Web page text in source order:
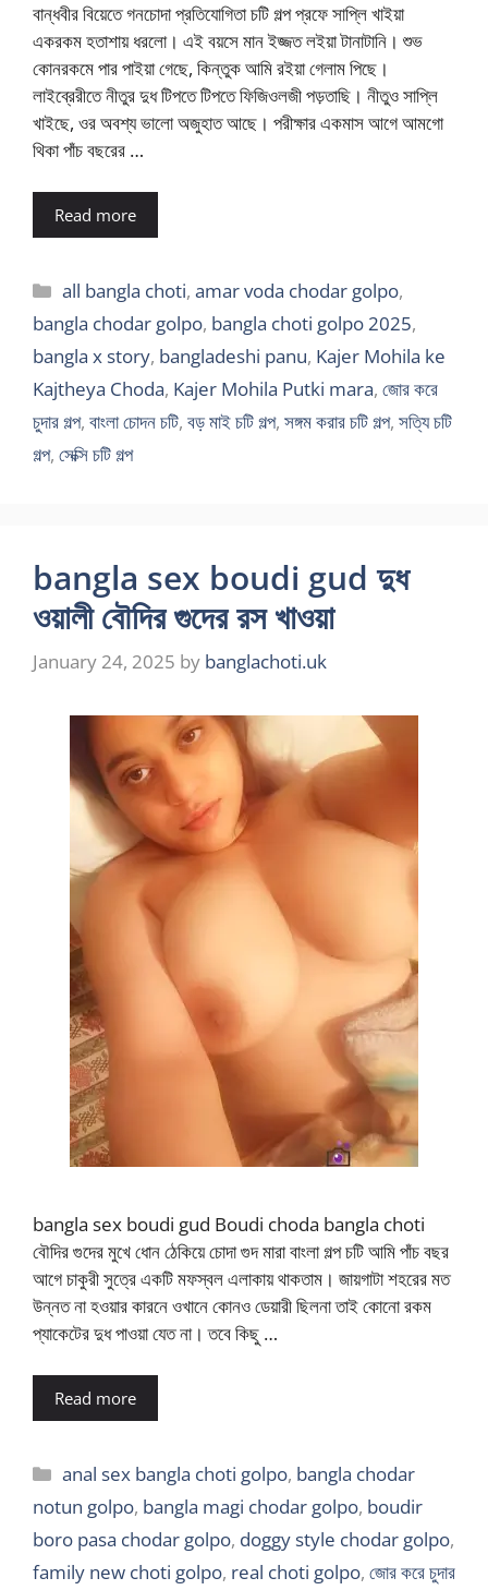
বান্ধবীর বিয়েতে গনচোদা প্রতিযোগিতা চটি গল্প প্রফে সাপ্লি খাইয়া
একরকম হতাশায় ধরলো। এই বয়সে মান ইজ্জত লইয়া টানাটানি। শুভ
কোনরকমে পার পাইয়া গেছে, কিন্তুক আমি রইয়া গেলাম পিছে।
লাইব্রেরীতে নীতুর দুধ টিপতে টিপতে ফিজিওলজী পড়তাছি। নীতুও সাপ্লি
খাইছে, ওর অবশ্য ভালো অজুহাত আছে। পরীক্ষার একমাস আগে আমগো
থিকা পাঁচ বছরের …
Read more
Categories
all bangla choti,amar voda chodar golpo,
bangla chodar golpo, bangla choti golpo 2025,
bangla x story, bangladeshi panu, Kajer Mohila ke
Kajtheya Choda, Kajer Mohila Putki mara, জোর করে
চুদার গল্প, বাংলা চোদন চটি, বড় মাই চটি গল্প, সঙ্গম করার চটি গল্প, সত্যি চটি
গল্প, সেক্সি চটি গল্প
bangla sex boudi gud দুধ
ওয়ালী বৌদির গুদের রস খাওয়া
January 24, 2025 by banglachoti.uk
bangla sex boudi gud Boudi choda bangla choti
বৌদির গুদের মুখে ধোন ঠেকিয়ে চোদা গুদ মারা বাংলা গল্প চটি আমি পাঁচ বছর
আগে চাকুরী সুত্রে একটি মফস্বল এলাকায় থাকতাম। জায়গাটা শহরের মত
উন্নত না হওয়ার কারনে ওখানে কোনও ডেয়ারী ছিলনা তাই কোনো রকম
প্যাকেটের দুধ পাওয়া যেত না। তবে কিছু …
Read more
Categories
anal sex bangla choti golpo, bangla chodar
notun golpo, bangla magi chodar golpo, boudir
boro pasa chodar golpo, doggy style chodar golpo,
family new choti golpo, real choti golpo, জোর করে চুদার